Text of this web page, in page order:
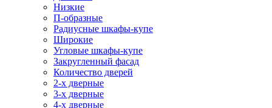
Низкие
П-образные
Радиусные шкафы-купе
Широкие
Угловые шкафы-купе
Закругленный фасад
Количество дверей
2-х дверные
3-х дверные
4-х дверные